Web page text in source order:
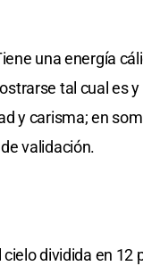
una energía
tal cual es y
y carisma; en
validación.
dividida en 12